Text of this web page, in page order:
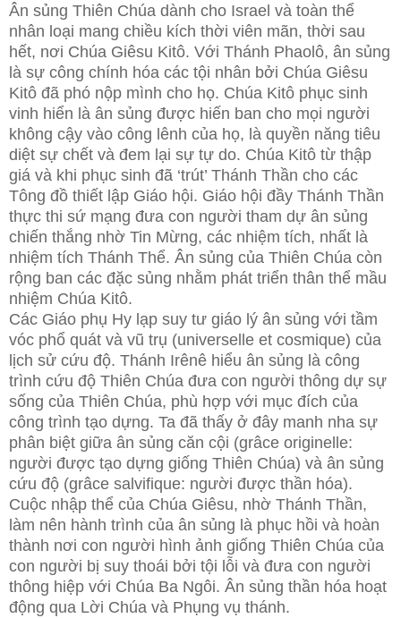
Ân sủng Thiên Chúa dành cho Israel và toàn thể
nhân loại mang chiều kích thời viên mãn, thời sau
hết, nơi Chúa Giêsu Kitô. Với Thánh Phaolô, ân sủng
là sự công chính hóa các tội nhân bởi Chúa Giêsu
Kitô đã phó nộp mình cho họ. Chúa Kitô phục sinh
vinh hiển là ân sủng được hiến ban cho mọi người
không cậy vào công lênh của họ, là quyền năng tiêu
diệt sự chết và đem lại sự tự do. Chúa Kitô từ thập
giá và khi phục sinh đã ‘trút’ Thánh Thần cho các
Tông đồ thiết lập Giáo hội. Giáo hội đầy Thánh Thần
thực thi sứ mạng đưa con người tham dự ân sủng
chiến thắng nhờ Tin Mừng, các nhiệm tích, nhất là
nhiệm tích Thánh Thể. Ân sủng của Thiên Chúa còn
rộng ban các đặc sủng nhằm phát triển thân thể mầu
nhiệm Chúa Kitô.
Các Giáo phụ Hy lạp suy tư giáo lý ân sủng với tầm
vóc phổ quát và vũ trụ (universelle et cosmique) của
lịch sử cứu độ. Thánh Irênê hiểu ân sủng là công
trình cứu độ Thiên Chúa đưa con người thông dự sự
sống của Thiên Chúa, phù hợp với mục đích của
công trình tạo dựng. Ta đã thấy ở đây manh nha sự
phân biệt giữa ân sủng căn cội (grâce originelle:
người được tạo dựng giống Thiên Chúa) và ân sủng
cứu độ (grâce salvifique: người được thần hóa).
Cuộc nhập thể của Chúa Giêsu, nhờ Thánh Thần,
làm nên hành trình của ân sủng là phục hồi và hoàn
thành nơi con người hình ảnh giống Thiên Chúa của
con người bị suy thoái bởi tội lỗi và đưa con người
thông hiệp với Chúa Ba Ngôi. Ân sủng thần hóa hoạt
động qua Lời Chúa và Phụng vụ thánh.